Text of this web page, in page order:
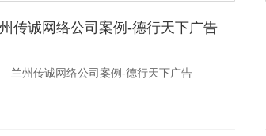
传诚网络公司案例-德行天下广告
兰州传诚网络公司案例-德行天下广告